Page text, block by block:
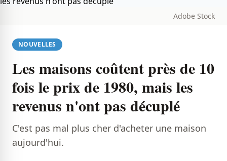
Adobe Stock
NOUVELLES
Les maisons coûtent près de 10
fois le prix de 1980, mais les
revenus n'ont pas décuplé
C'est pas mal plus cher d'acheter une maison
aujourd'hui.